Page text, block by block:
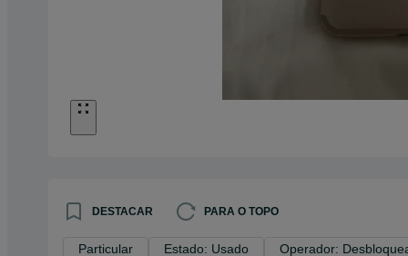
DESTACAR PARA O TOPO
Particular Estado: Usado Operador: